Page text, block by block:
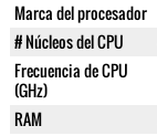
Marca del procesador
# Núcleos del CPU
Frecuencia de CPU
(GHz)
RAM